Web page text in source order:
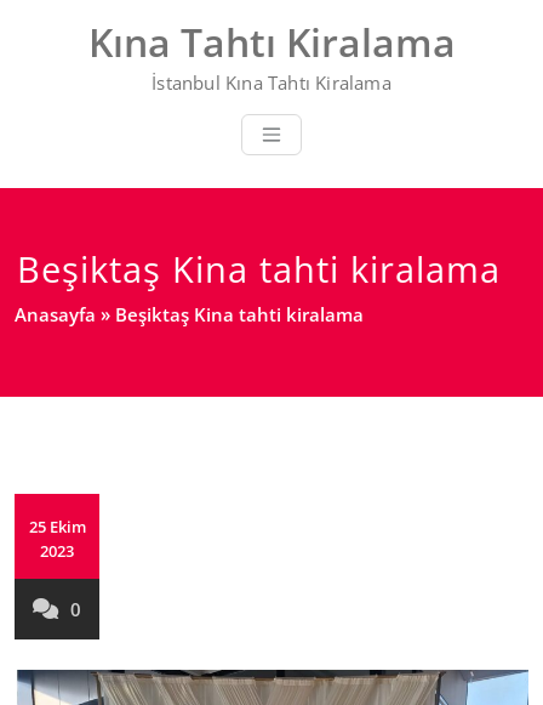
Kına Tahtı Kiralama
İstanbul Kına Tahtı Kiralama
Beşiktaş Kina tahti kiralama
Anasayfa » Beşiktaş Kina tahti kiralama
25 Ekim
2023
0